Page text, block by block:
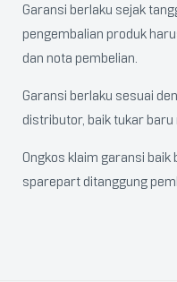
Garansi berlaku sejak
pengembalian produk
dan nota pembelian.
Garansi berlaku sesuai
distributor, baik tukar
Ongkos klaim garansi baik
sparepart ditanggung